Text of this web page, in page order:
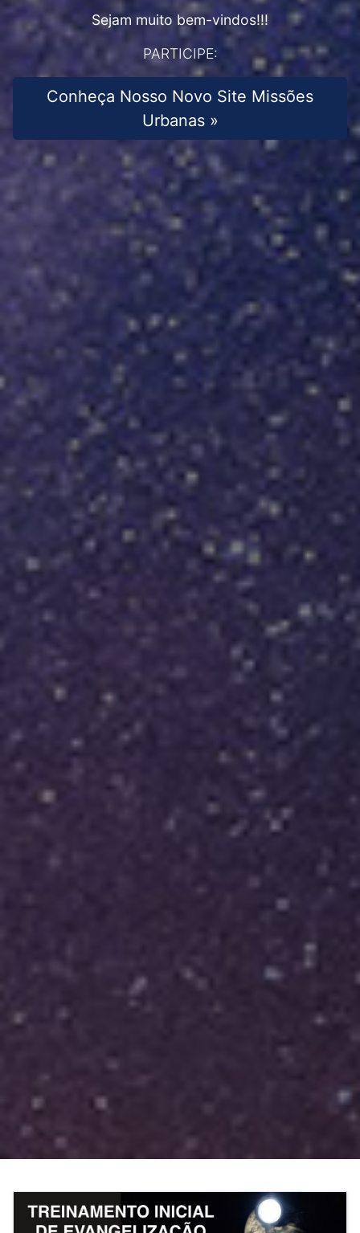
Sejam muito bem-vindos!!!
PARTICIPE:
Conheça Nosso Novo Site Missões
Urbanas »